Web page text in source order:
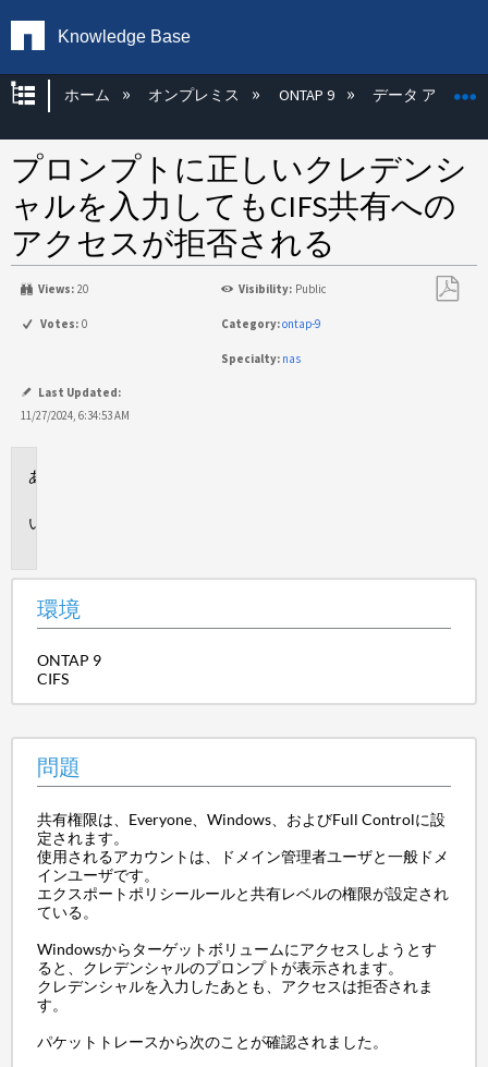
Knowledge Base
グローバル階層を展開/折りたたむ
ホーム オンプレミス ONTAP 9 データ アクセス
プロンプトに正しいクレデンシ
ャルを入力してもCIFS共有への
アクセスが拒否される
Views: 20 Visibility: Public
Votes: 0 Category:ontap-9
Specialty: nas
Last Updated:
11/27/2024, 6:34:53 AM
環境
ONTAP 9
CIFS
問題
共有権限は、Everyone、Windows、およびFull Controlに設
定されます。
使用されるアカウントは、ドメイン管理者ユーザと一般ドメ
インユーザです。
エクスポートポリシールールと共有レベルの権限が設定され
ている。
Windowsからターゲットボリュームにアクセスしようとす
ると、クレデンシャルのプロンプトが表示されます。
クレデンシャルを入力したあとも、アクセスは拒否されま
す。
パケットトレースから次のことが確認されました。